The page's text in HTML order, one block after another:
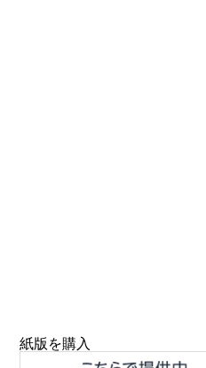
紙版を購入